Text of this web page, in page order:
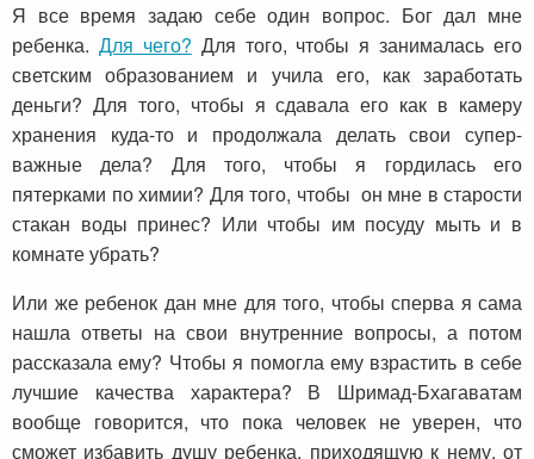
Я все время задаю себе один вопрос. Бог дал мне
ребенка. Для чего? Для того, чтобы я занималась его
светским образованием и учила его, как заработать
деньги? Для того, чтобы я сдавала его как в камеру
хранения куда-то и продолжала делать свои супер-
важные дела? Для того, чтобы я гордилась его
пятерками по химии? Для того, чтобы он мне в старости
стакан воды принес? Или чтобы им посуду мыть и в
комнате убрать?
Или же ребенок дан мне для того, чтобы сперва я сама
нашла ответы на свои внутренние вопросы, а потом
рассказала ему? Чтобы я помогла ему взрастить в себе
лучшие качества характера? В Шримад-Бхагаватам
вообще говорится, что пока человек не уверен, что
сможет избавить душу ребенка, приходящую к нему, от